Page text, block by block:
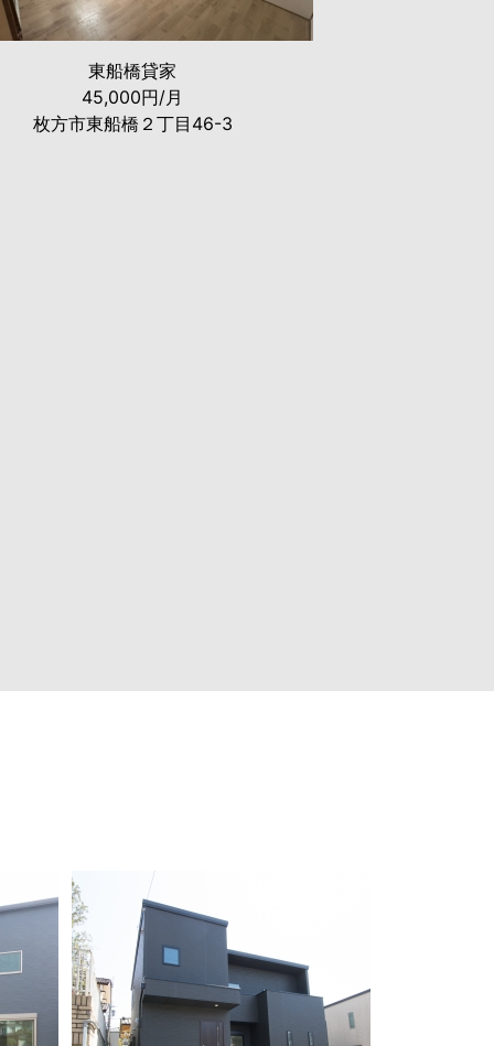
東船橋貸家
45,000円/月
枚方市東船橋２丁目46-3